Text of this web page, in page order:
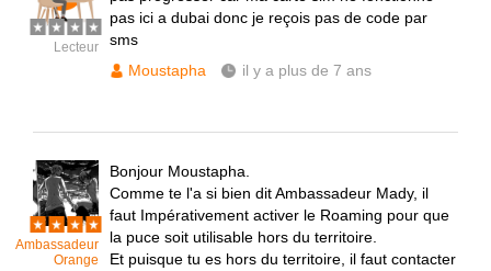
Lecteur
pas ici a dubai donc je reçois pas de code par
sms
Moustapha
il y a plus de 7 ans
Ambassadeur
Orange
Bonjour Moustapha.
Comme te l'a si bien dit Ambassadeur Mady, il
faut Impérativement activer le Roaming pour que
la puce soit utilisable hors du territoire.
Et puisque tu es hors du territoire, il faut contacter